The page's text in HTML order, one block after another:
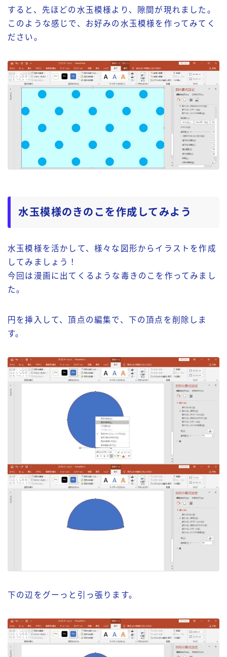
すると、先ほどの水玉模様より、隙間が現れました。
このような感じで、お好みの水玉模様を作ってみてく
ださい。
水玉模様のきのこを作成してみよう
水玉模様を活かして、様々な図形からイラストを作成
してみましょう！
今回は漫画に出てくるような毒きのこを作ってみまし
た。
円を挿入して、頂点の編集で、下の頂点を削除しま
す。
下の辺をグーっと引っ張ります。